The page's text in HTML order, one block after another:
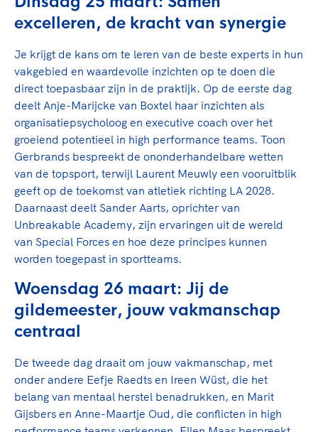
hockeywedstrijd van je buurjongen.
Voor welk gedrag staat de club? Wat mag wel
langs de lijn, in de kleedkamer, kantine en online?
hier richting aan en is dus een belangrijk
onderdeel van het clubbeleid rondom gewenst en
ongewenst gedrag.
Lees verder
Lees verder
excelleren, de kracht van synergie
Je krijgt de kans om te leren van de beste experts in hun
vakgebied en waardevolle inzichten op te doen die
direct toepasbaar zijn in de praktijk. Op de eerste dag
deelt Anje-Marijcke van Boxtel haar inzichten als
organisatiepsycholoog en executive coach over het
groeiend potentieel in high performance teams. Toon
Gerbrands bespreekt de ononderhandelbare wetten
van de topsport, terwijl Laurent Meuwly een vooruitblik
geeft op de toekomst van atletiek richting LA 2028.
Daarnaast deelt Sander Aarts, oprichter van
Unbreakable Academy, zijn ervaringen uit de wereld
van Special Forces en hoe deze principes kunnen
worden toegepast in sportteams.
Woensdag 26 maart: Jij de
gildemeester, jouw vakmanschap
centraal
De tweede dag draait om jouw vakmanschap, met
onder andere Eefje Raedts en Ireen Wüst, die het
belang van mentaal herstel benadrukken, en Marit
Gijsbers en Anne-Maartje Oud, die conflicten in high